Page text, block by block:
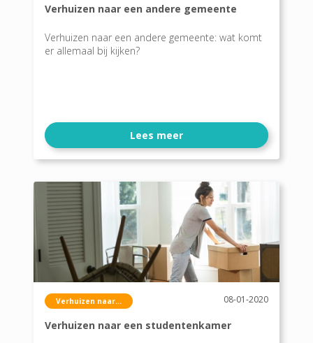
Verhuizen naar een andere gemeente
Verhuizen naar een andere gemeente: wat komt
er allemaal bij kijken?
Lees meer
Verhuizen naar... 08-01-2020
Verhuizen naar een studentenkamer